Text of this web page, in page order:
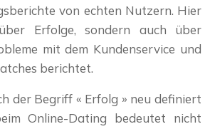
von echten Nutzern. Hier
Erfolge, sondern auch über
mit dem Kundenservice und
berichtet.
der Begriff « Erfolg » neu definiert
Online-Dating bedeutet nicht